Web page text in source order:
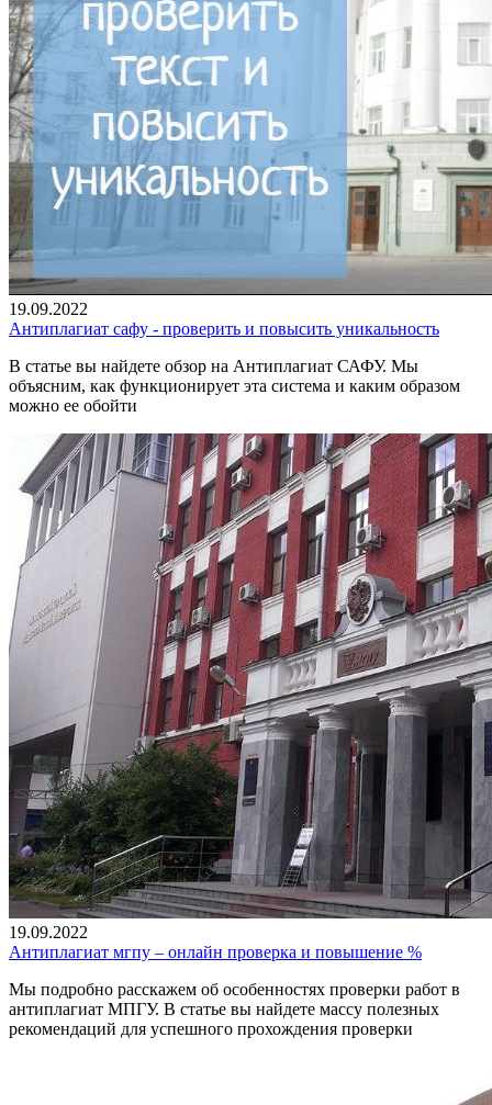
19.09.2022
Антиплагиат сафу - проверить и повысить уникальность
В статье вы найдете обзор на Антиплагиат САФУ. Мы
объясним, как функционирует эта система и каким образом
можно ее обойти
19.09.2022
Антиплагиат мгпу – онлайн проверка и повышение %
Мы подробно расскажем об особенностях проверки работ в
антиплагиат МПГУ. В статье вы найдете массу полезных
рекомендаций для успешного прохождения проверки